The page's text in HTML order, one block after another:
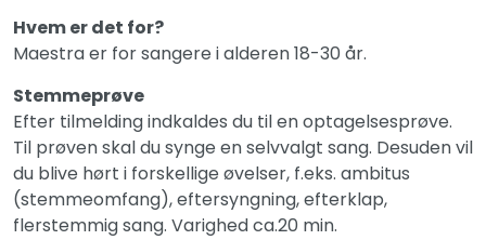
Hvem er det for?
Maestra er for sangere i alderen 18-30 år.
Stemmeprøve
Efter tilmelding indkaldes du til en optagelsesprøve.
Til prøven skal du synge en selvvalgt sang. Desuden vil
du blive hørt i forskellige øvelser, f.eks. ambitus
(stemmeomfang), eftersyngning, efterklap,
flerstemmig sang. Varighed ca.20 min.